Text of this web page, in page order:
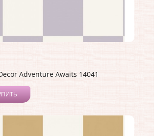
Adventure Awaits 14041
Holden Decor
Awaits